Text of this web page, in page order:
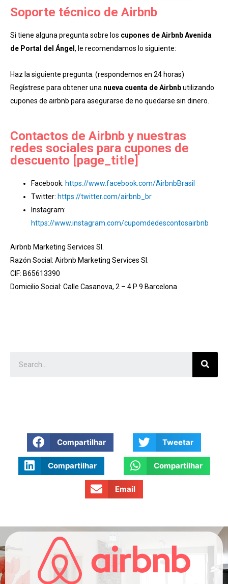
Soporte técnico de Airbnb
Si tiene alguna pregunta sobre los cupones de Airbnb Avenida
de Portal del Ángel , le recomendamos lo siguiente:
Haz la siguiente pregunta. (respondemos en 24 horas)
Regístrese para obtener una nueva cuenta de Airbnbutilizando
cupones de airbnb para asegurarse de no quedarse sin dinero.
Contactos de Airbnb y nuestras
redes sociales para cupones de
descuento [page_title]
Facebook: https://www.facebook.com/AirbnbBrasil
Twitter: https://twitter.com/airbnb_br
Instagram:
https://www.instagram.com/cupomdedescontosairbnb
Airbnb Marketing Services Sl.
Razón Social: Airbnb Marketing Services Sl.
CIF: B65613390
Domicilio Social: Calle Casanova, 2 – 4 P 9 Barcelona
Compartilhar Tweetar
Compartilhar Compartilhar
Email